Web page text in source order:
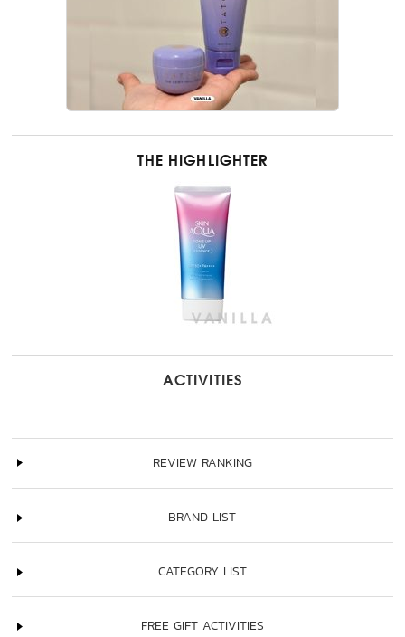
THE HIGHLIGHTER
ACTIVITIES
REVIEW RANKING
BRAND LIST
CATEGORY LIST
FREE GIFT ACTIVITIES